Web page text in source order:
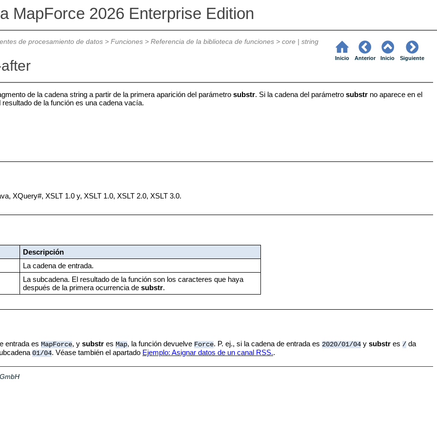
MapForce 2026 Enterprise Edition
de procesamiento de datos> Funciones> Referencia de la biblioteca de funciones> core | string
Inicio Anterior Inicio Siguiente
de la cadena string a partir de la primera aparición del parámetro substr. Si la cadena del parámetro substrno aparece en el
resultado de la función es una cadena vacía.
XQuery#, XSLT 1.0 y, XSLT 1.0, XSLT 2.0, XSLT 3.0.
Descripción
La cadena de entrada.
La subcadena. El resultado de la función son los caracteres que haya
después de la primera ocurrencia de substr.
entrada es MapForce, y substres Map, la función devuelve Force. P. ej., si la cadena de entrada es 2020/01/04y substres /da
01/04. Véase también el apartado Ejemplo: Asignar datos de un canal RSS..